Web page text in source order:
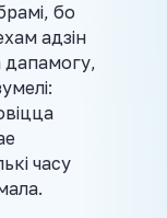
бо
адзін
дапамогу,
часу